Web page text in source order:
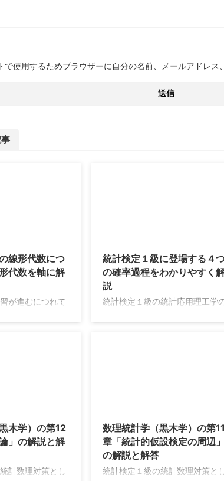
で使用するためブラウザーに自分の名前、メールアドレス
線形代数につ
代数を軸に解
が進むにつれて
を順に遷移して
れぞれ現時点
最新の版を掲載
数学までの内容
１級で必要にな
統計検定１級に登場する４
の確率過程をわかりやすく
説
統計検定１級の統計応用理工学
り、そちらをベースにした学習を
していきます。 マルコフ連鎖とポ
アソン過程は『確率過程の基礎』
ランダム・ウォークとブラウン運
動は『入門確率過程』 本記事で
木学）の第12
」の解説と解
計数理対策とし
数理統計学（黒木学）の第11
章「統計的仮設検定の周辺」
の解説と解答
統計検定１級の統計数理対策と